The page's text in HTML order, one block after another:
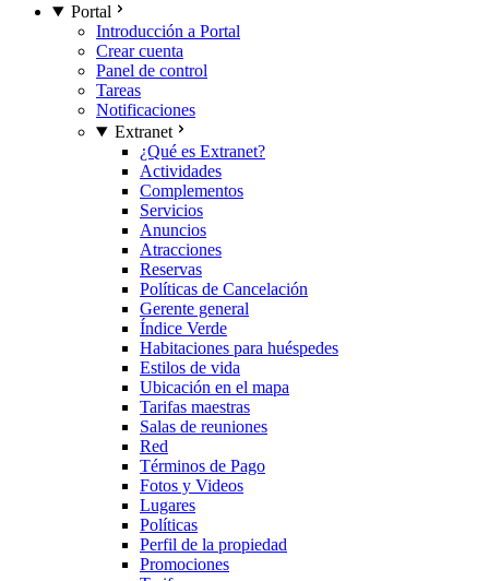
Portal
Introducción a Portal
Crear cuenta
Panel de control
Tareas
Notificaciones
Extranet
¿Qué es Extranet?
Actividades
Complementos
Servicios
Anuncios
Atracciones
Reservas
Políticas de Cancelación
Gerente general
Índice Verde
Habitaciones para huéspedes
Estilos de vida
Ubicación en el mapa
Tarifas maestras
Salas de reuniones
Red
Términos de Pago
Fotos y Videos
Lugares
Políticas
Perfil de la propiedad
Promociones